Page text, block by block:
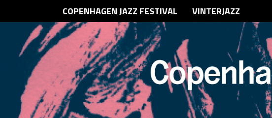
COPENHAGEN JAZZ FESTIVAL VINTERJAZZ